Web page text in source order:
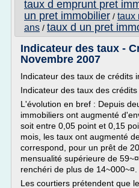
taux d emprunt pret
un pret immobilier / taux
ans / taux d un pret
Indicateur des taux -
Novembre 2007
Indicateur des taux de crédits
Indicateur des taux des
L'évolution en bref : Depuis
immobiliers ont augmenté
soit entre 0,05 point et 0,15
mois, les taux ont augmenté
correspond, pour un prêt de
mensualité supérieure de
renchéri de plus de 14~000~¤.
Les courtiers prétendent que